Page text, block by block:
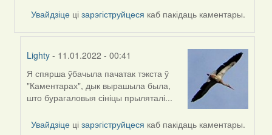
Увайдзіце цізарэгіструйцеся каб пакідаць каментары.
Lighty - 11.01.2022 - 00:41
In
reply
to
Peregrinus
Я спярша ўбачыла пачатак тэкста ў
"Каментарах", дык вырашыла была,
што бурагаловыя сініцы прыляталі...
Увайдзіце цізарэгіструйцеся каб пакідаць каментары.